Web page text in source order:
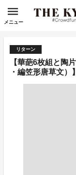
メニュー
リターン
【華葩6枚組と陶
・編笠形唐草文）】